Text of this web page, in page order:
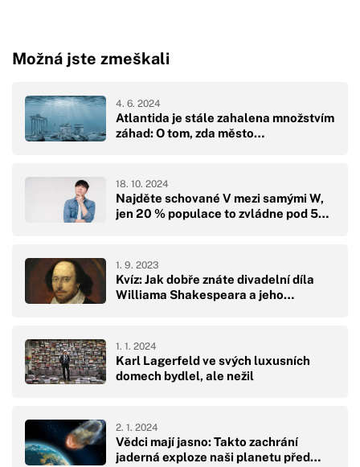
Možná jste zmeškali
Atlantida je stále zahalena množstvím
záhad: O tom, zda město…
4. 6. 2024
Najděte schované V mezi samými W,
jen 20 % populace to zvládne pod 5…
18. 10. 2024
Kvíz: Jak dobře znáte divadelní díla
Williama Shakespeara a jeho…
1. 9. 2023
Karl Lagerfeld ve svých luxusních
domech bydlel, ale nežil
1. 1. 2024
Vědci mají jasno: Takto zachrání
jaderná exploze naši planetu před…
2. 1. 2024